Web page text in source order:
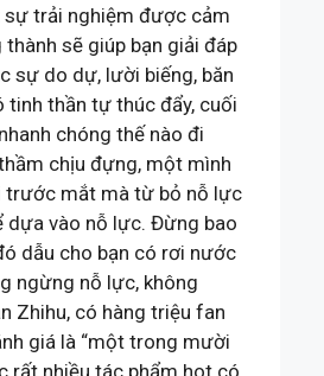
sự trải nghiệm được cảm
sẽ giúp bạn giải đáp
sự do dự, lười biếng, băn
tinh thần tự thúc đẩy, cuối
chóng thế nào đi
chịu đựng, một mình
trước mắt mà từ bỏ nỗ lực
dựa vào nỗ lực. Đừng bao
dẫu cho bạn có rơi nước
ngừng nỗ lực, không
Zhihu, có hàng triệu fan
giá là “một trong mười